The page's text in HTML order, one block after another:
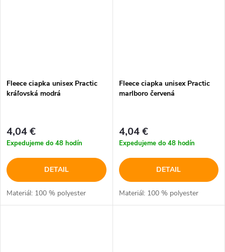
Fleece ciapka unisex Practic
kráľovská modrá
4,04 €
Expedujeme do 48 hodín
DETAIL
Materiál: 100 % polyester
Fleece ciapka unisex Practic
marlboro červená
4,04 €
Expedujeme do 48 hodín
DETAIL
Materiál: 100 % polyester